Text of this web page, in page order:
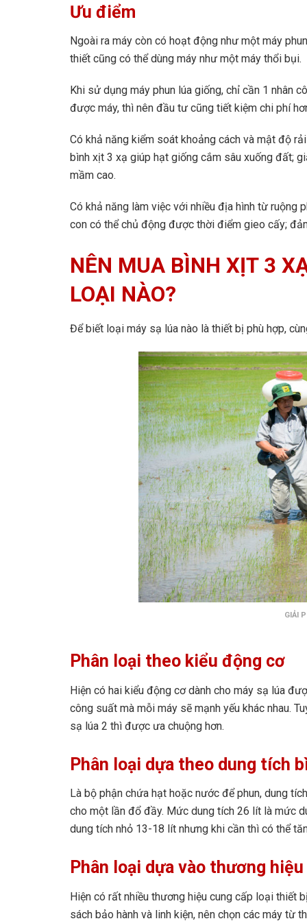
Ưu điểm
Ngoài ra máy còn có hoạt động như một máy
thiết cũng có thể dùng máy như một máy thổi bụi.
Khi sử dụng máy phun lúa giống, chỉ cần 1 nhân
được máy, thì nên đầu tư cũng tiết kiệm chi phí
Có khả năng kiểm soát khoảng cách và mật độ
bình xịt 3 xạ giúp hạt giống cắm sâu xuống đất;
mầm cao.
Có khả năng làm việc với nhiều địa hình từ ruộng
con có thể chủ động được thời điểm gieo cấy;
NÊN MUA BÌNH XỊT 3
LOẠI NÀO?
Để biết loại máy sạ lúa nào là thiết bị phù hợp,
GIẢI
Phân loại theo kiểu động cơ
Hiện có hai kiểu động cơ dành cho máy sạ lúa
công suất mà mỗi máy sẽ mạnh yếu khác nhau.
sạ lúa 2 thì được ưa chuộng hơn.
Phân loại dựa theo dung tích
Là bộ phận chứa hạt hoặc nước để phun, dung
cho một lần đổ đầy. Mức dung tích 26 lít là mức
dung tích nhỏ 13-18 lít nhưng khi cần thì có thể
Phân loại dựa vào thương hiệu
Hiện có rất nhiều thương hiệu cung cấp loại thiết
sách bảo hành và linh kiện, nên chọn các máy từ